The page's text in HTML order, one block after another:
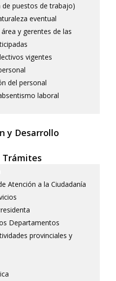
de puestos de trabajo)
eventual
y gerentes de las
vigentes
del personal
laboral
y Desarrollo
Trámites
Atención a la Ciudadanía
Departamentos
provinciales y